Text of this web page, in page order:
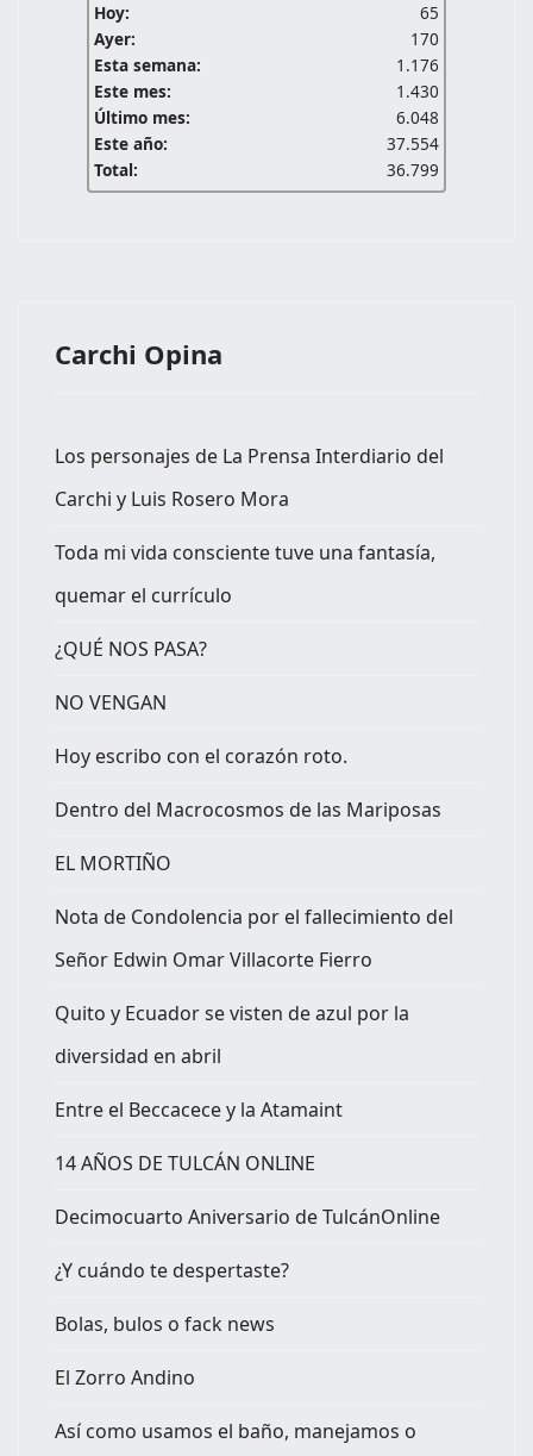
Hoy:
65
Ayer:
170
Esta semana:
1.176
Este mes:
1.430
Último mes:
6.048
Este año:
37.554
Total:
36.799
Carchi Opina
Los personajes de La Prensa Interdiario del
Carchi y Luis Rosero Mora
Toda mi vida consciente tuve una fantasía,
quemar el currículo
¿QUÉ NOS PASA?
NO VENGAN
Hoy escribo con el corazón roto.
Dentro del Macrocosmos de las Mariposas
EL MORTIÑO
Nota de Condolencia por el fallecimiento del
Señor Edwin Omar Villacorte Fierro
Quito y Ecuador se visten de azul por la
diversidad en abril
Entre el Beccacece y la Atamaint
14 AÑOS DE TULCÁN ONLINE
Decimocuarto Aniversario de TulcánOnline
¿Y cuándo te despertaste?
Bolas, bulos o fack news
El Zorro Andino
Así como usamos el baño, manejamos o